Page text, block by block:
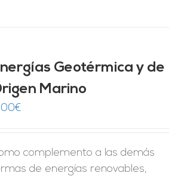
Geotérmica y de
Marino
€
complemento a las demás
de energías renovables,